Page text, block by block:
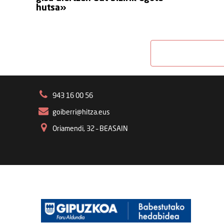
hutsa»
943 16 00 56
goiberri@hitza.eus
Oriamendi, 32 – BEASAIN